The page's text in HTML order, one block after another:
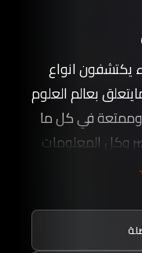
يكتشفون انواع
بعالم العلوم
في كل ما
وكل المعلومات